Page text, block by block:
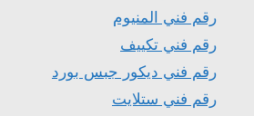
رقم فني المنيوم
رقم فني تكييف
رقم فني ديكور جبس بورد
رقم فني ستلايت